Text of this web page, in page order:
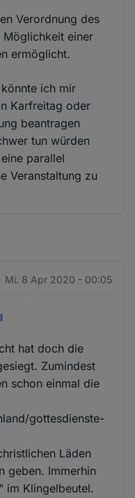
Verordnung des
Möglichkeit einer
ermöglicht.
ich mir
Karfreitag oder
beantragen
tun würden
parallel
Veranstaltung zu
Mi. 8 Apr 2020 - 00:05
hat doch die
Zumindest
schon einmal die
gottesdienste-
Läden
geben. Immerhin
im Klingelbeutel.